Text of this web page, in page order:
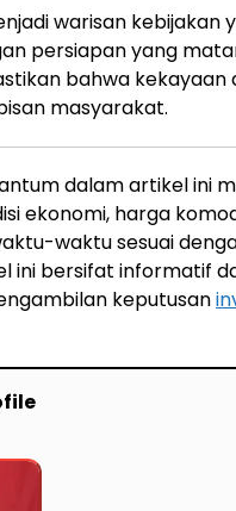
warisan kebijakan
persiapan yang
bahwa kekayaan
masyarakat.
dalam artikel ini
ekonomi, harga
waktu sesuai
ini bersifat informatif
keputusan